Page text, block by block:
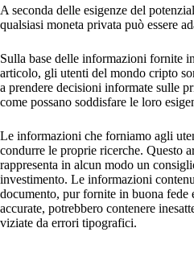
A seconda delle esigenze del
qualsiasi moneta privata può essere
Sulla base delle informazioni fornite
articolo, gli utenti del mondo cripto
a prendere decisioni informate sulle
come possano soddisfare le loro
Le informazioni che forniamo agli
condurre le proprie ricerche. Questo
rappresenta in alcun modo un
investimento. Le informazioni
documento, pur fornite in buona fede
accurate, potrebbero contenere
viziate da errori tipografici.